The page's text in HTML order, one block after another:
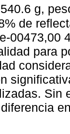
g,
de
00473,00
para
Sin